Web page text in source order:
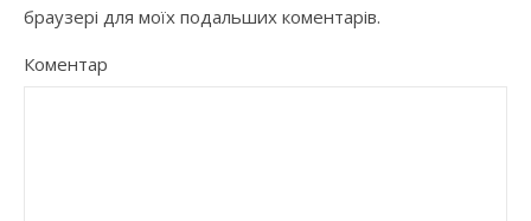
браузері для моїх подальших коментарів.
Коментар